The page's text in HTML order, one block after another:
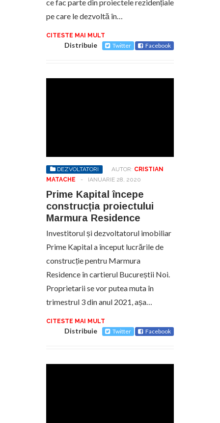
ce fac parte din proiectele rezidențiale
pe care le dezvoltă în…
CITESTE MAI MULT
Distribuie Twitter Facebook
DEZVOLTATORI AUTOR: CRISTIAN
MATACHE
- IANUARIE 28, 2020
Prime Kapital începe
construcția proiectului
Marmura Residence
Investitorul și dezvoltatorul imobiliar
Prime Kapital a început lucrările de
construcție pentru Marmura
Residence în cartierul Bucureștii Noi.
Proprietarii se vor putea muta în
trimestrul 3 din anul 2021, așa…
CITESTE MAI MULT
Distribuie Twitter Facebook